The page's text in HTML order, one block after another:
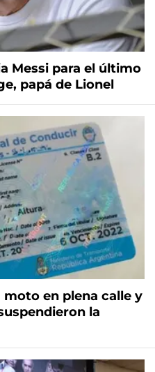
Messi para el último
papá de Lionel
en plena calle y
la